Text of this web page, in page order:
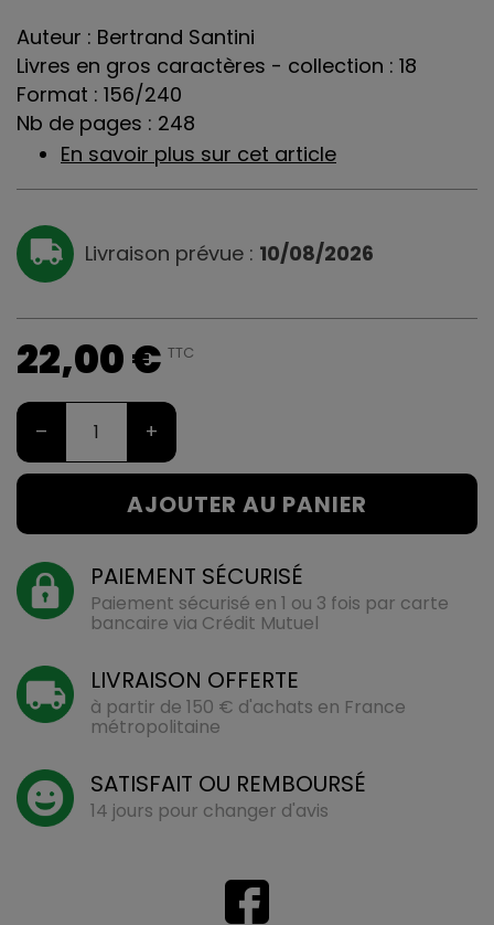
Auteur : Bertrand Santini
Livres en gros caractères - collection : 18
Format : 156/240
Nb de pages : 248
En savoir plus sur cet article
Livraison prévue : 10/08/2026
22,00 € TTC
– +
AJOUTER AU PANIER
PAIEMENT SÉCURISÉ
Paiement sécurisé en 1 ou 3 fois par carte
bancaire via Crédit Mutuel
LIVRAISON OFFERTE
à partir de 150 € d'achats en France
métropolitaine
SATISFAIT OU REMBOURSÉ
14 jours pour changer d'avis